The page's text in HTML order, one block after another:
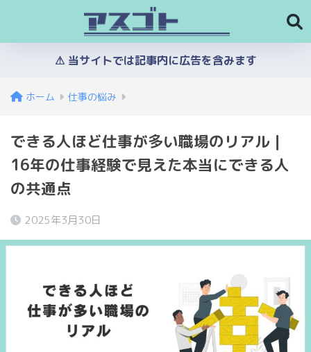
⚠︎ 当サイトでは記事内に広告を含みます
ホーム 仕事の悩み
できる人ほど仕事が多い職場のリアル｜
16年の仕事経験で見えた本当にできる人
の共通点
2025年3月30日